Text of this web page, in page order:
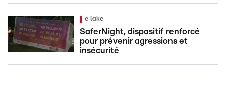
e‑lake
SaferNight, dispositif renforcé
pour prévenir agressions et
insécurité